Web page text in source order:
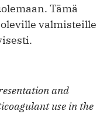
Tämä
valmisteille
and
use in the